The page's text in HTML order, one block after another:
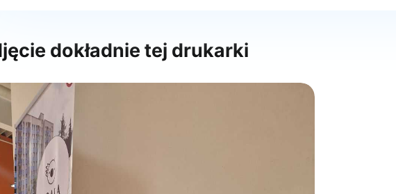
dokładnie tej drukarki